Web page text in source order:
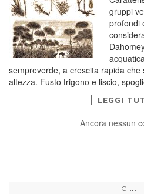
gruppi
profondi
sempreverde, a crescita rapida
altezza. Fusto trigono e liscio,
LEGGI
Ancora nessun
C ...